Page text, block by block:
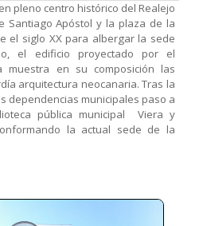
pleno centro histórico del Realejo
Santiago Apóstol y la plaza de la
el siglo XX para albergar la sede
el edificio proyectado por el
muestra en su composición las
arquitectura neocanaria. Tras la
dependencias municipales paso a
pública municipal Viera y
la actual sede de la